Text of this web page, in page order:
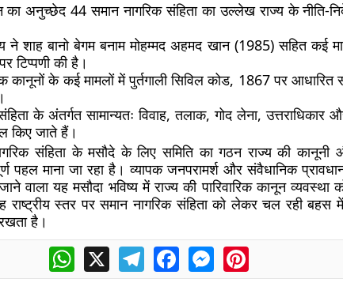
का अनुच्छेद 44 समान नागरिक संहिता का उल्लेख राज्य के नीति-
ने शाह बानो बेगम बनाम मोहम्मद अहमद खान (1985) सहित कई
टिप्पणी की है।
कानूनों के कई मामलों में पुर्तगाली सिविल कोड, 1867 पर आधारित
के अंतर्गत सामान्यतः विवाह, तलाक, गोद लेना, उत्तराधिकार
किए जाते हैं।
संहिता के मसौदे के लिए समिति का गठन राज्य की कानूनी
पहल माना जा रहा है। व्यापक जनपरामर्श और संवैधानिक
वाला यह मसौदा भविष्य में राज्य की पारिवारिक कानून व्यवस्था
स्तर पर समान नागरिक संहिता को लेकर चल रही बहस में
है।
WhatsApp
X TelegramFacebookMessengerPinterest